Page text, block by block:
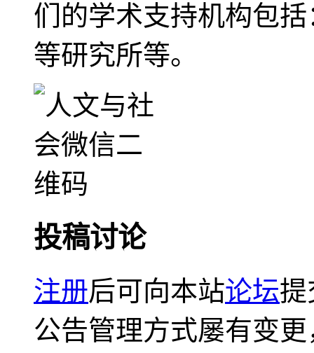
们的学术支持机构包
等研究所等。
投稿讨论
注册后可向本站论坛提
公告管理方式屡有变